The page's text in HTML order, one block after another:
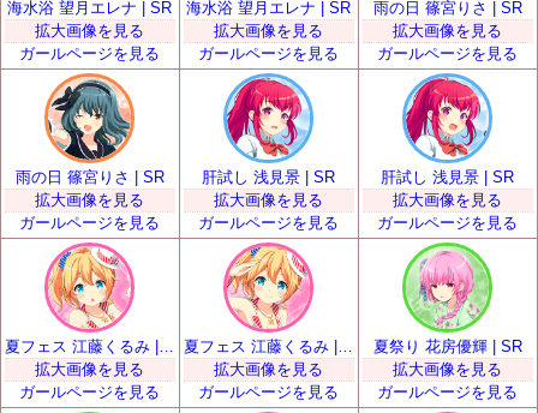
海水浴 望月エレナ | SR
拡大画像を見る
ガールページを見る
海水浴 望月エレナ | SR
拡大画像を見る
ガールページを見る
雨の日 篠宮りさ | SR
拡大画像を見る
ガールページを見る
雨の日 篠宮りさ | SR
拡大画像を見る
ガールページを見る
肝試し 浅見景 | SR
拡大画像を見る
ガールページを見る
肝試し 浅見景 | SR
拡大画像を見る
ガールページを見る
拡大画像を見る
ガールページを見る
夏フェス 江藤くるみ | SR
拡大画像を見る
ガールページを見る
夏祭り 花房優輝 | SR
拡大画像を見る
ガールページを見る